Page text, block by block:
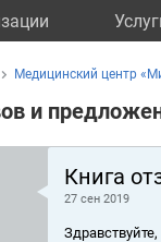
Медицинский центр
и
Книга
27 сен 2019